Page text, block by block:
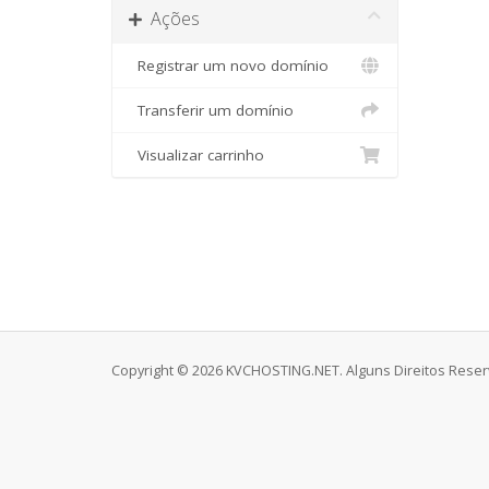
Ações
Registrar um novo domínio
Transferir um domínio
Visualizar carrinho
Copyright © 2026 KVCHOSTING.NET. Alguns Direitos